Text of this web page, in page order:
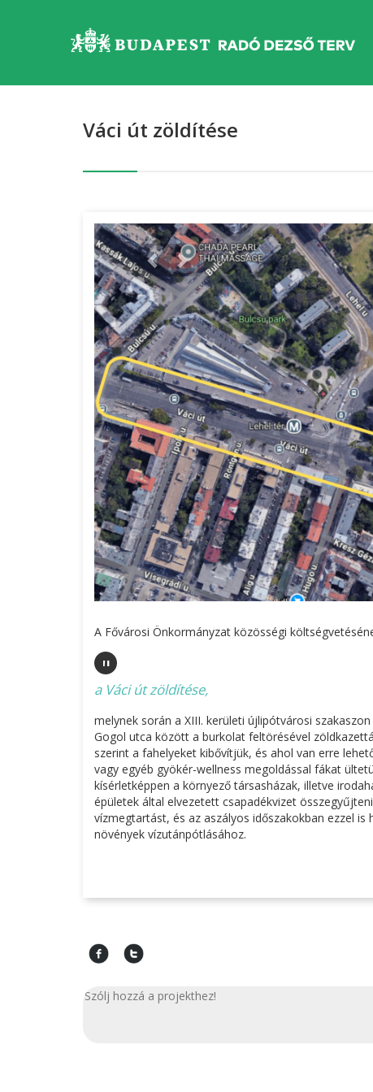
Váci út zöldítése
A Fővárosi Önkormányzat közösségi
"
a Váci út zöldítése,
melynek során a XIII. kerületi újlipótvárosi
Gogol utca között a burkolat feltörésével
szerint a fahelyeket kibővítjük, és ahol van erre
vagy egyéb gyökér-wellness megoldással fákat
kísérletképpen a környező társasházak, illetve
épületek által elvezetett csapadékvizet
vízmegtartást, és az aszályos időszakokban ezzel is
növények vízutánpótlásához.